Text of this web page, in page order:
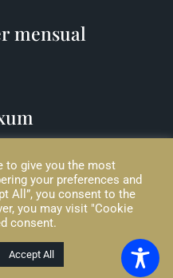
mensual
registradas que pertenecen a
y el logo de SAXUM.
web por
Eblana Solutions
Uso|Privacidad
to give you the most
your preferences and
All”, you consent to the
you may visit "Cookie
consent.
Accept All